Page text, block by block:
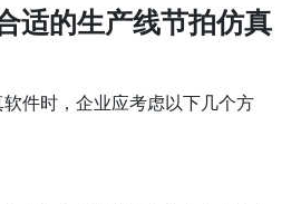
适的生产线节拍仿真
件时，企业应考虑以下几个方